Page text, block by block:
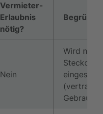
Vermieter-
Erlaubnis
nötig?
Nein
Wird nur
Steckdose
Gebrauch)